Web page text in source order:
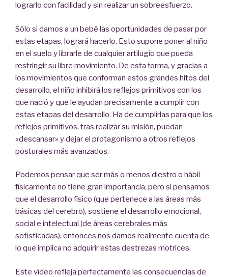
lograrlo con facilidad y sin realizar un sobreesfuerzo.
Sólo si damos a un bebé las oportunidades de pasar por
estas etapas, logrará hacerlo. Esto supone poner al niño
en el suelo y librarle de cualquier artilugio que pueda
restringir su libre movimiento. De esta forma, y gracias a
los movimientos que conforman estos grandes hitos del
desarrollo, el niño inhibirá los reflejos primitivos con los
que nació y que le ayudan precisamente a cumplir con
estas etapas del desarrollo. Ha de cumplirlas para que los
reflejos primitivos, tras realizar su misión, puedan
«descansar» y dejar el protagonismo a otros reflejos
posturales más avanzados.
Podemos pensar que ser más o menos diestro o hábil
físicamente no tiene gran importancia, pero si pensamos
que el desarrollo físico (que pertenece a las áreas más
básicas del cerebro), sostiene el desarrollo emocional,
social e intelectual (de áreas cerebrales más
sofisticadas), entonces nos damos realmente cuenta de
lo que implica no adquirir estas destrezas motrices.
Este vídeo refleja perfectamente las consecuencias de